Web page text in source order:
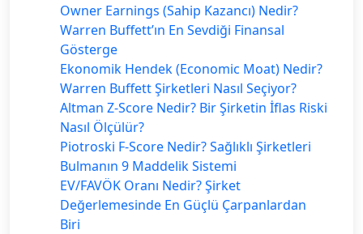
Owner Earnings (Sahip Kazancı) Nedir?
Warren Buffett’ın En Sevdiği Finansal
Gösterge
Ekonomik Hendek (Economic Moat) Nedir?
Warren Buffett Şirketleri Nasıl Seçiyor?
Altman Z-Score Nedir? Bir Şirketin İflas Riski
Nasıl Ölçülür?
Piotroski F-Score Nedir? Sağlıklı Şirketleri
Bulmanın 9 Maddelik Sistemi
EV/FAVÖK Oranı Nedir? Şirket
Değerlemesinde En Güçlü Çarpanlardan
Biri